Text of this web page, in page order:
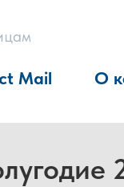
Mail О